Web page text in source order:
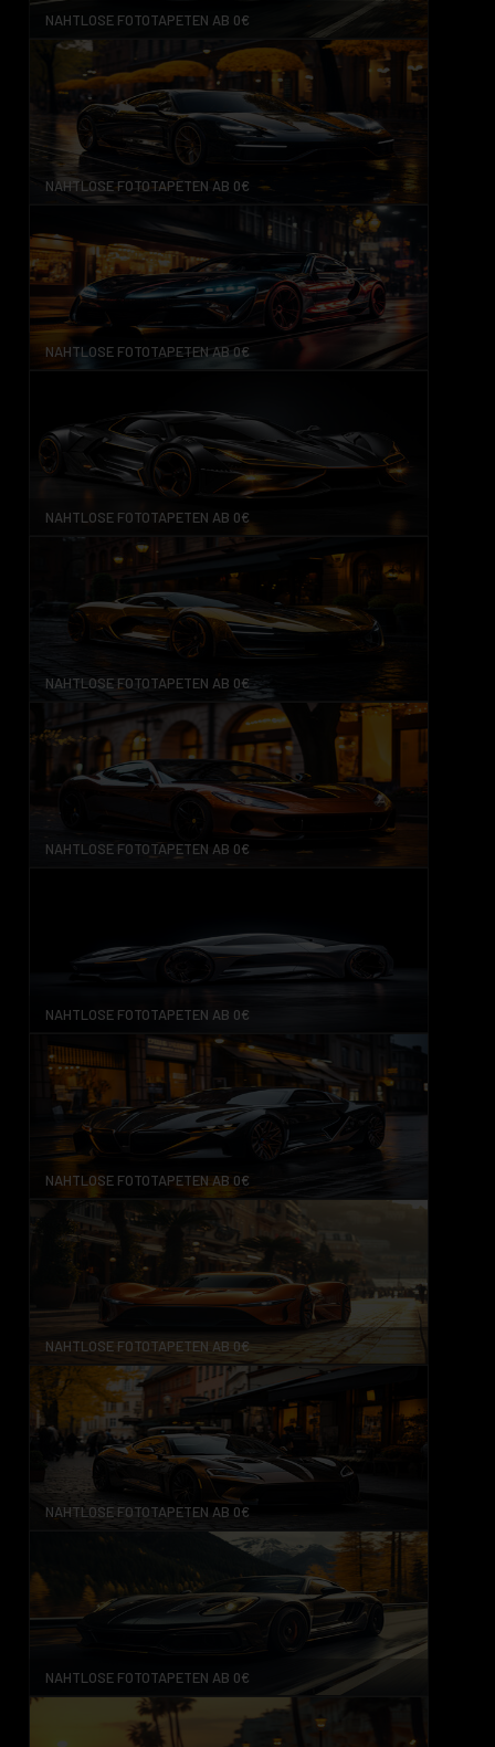
NAHTLOSE FOTOTAPETEN AB 0€
NAHTLOSE FOTOTAPETEN AB 0€
NAHTLOSE FOTOTAPETEN AB 0€
NAHTLOSE FOTOTAPETEN AB 0€
NAHTLOSE FOTOTAPETEN AB 0€
NAHTLOSE FOTOTAPETEN AB 0€
NAHTLOSE FOTOTAPETEN AB 0€
NAHTLOSE FOTOTAPETEN AB 0€
NAHTLOSE FOTOTAPETEN AB 0€
NAHTLOSE FOTOTAPETEN AB 0€
NAHTLOSE FOTOTAPETEN AB 0€